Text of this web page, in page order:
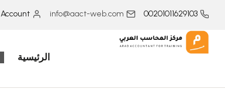
00201011629103
info@aact-web.com
Account
الرئيسية